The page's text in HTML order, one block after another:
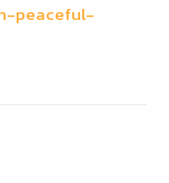
peaceful-